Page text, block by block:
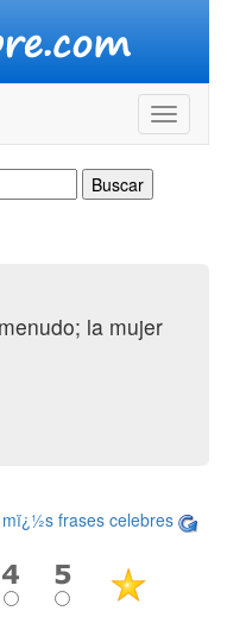
la mujer
mï¿½s frases celebres